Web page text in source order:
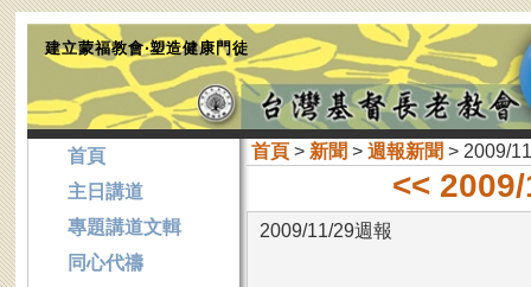
建立蒙福教會‧塑造健康門徒
首頁> 新聞 > 週報新聞 > 2009/
<<
2009/11/29週報
首頁
主日講道
專題講道文輯
同心代禱